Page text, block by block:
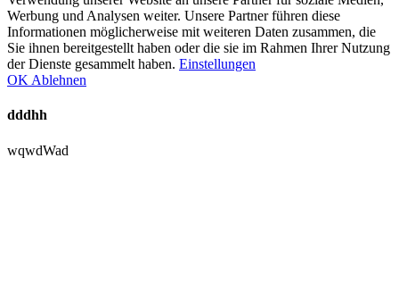
Werbung und Analysen weiter. Unsere Partner führen diese
Informationen möglicherweise mit weiteren Daten zusammen, die
Sie ihnen bereitgestellt haben oder die sie im Rahmen Ihrer Nutzung
der Dienste gesammelt haben. Einstellungen
OK Ablehnen
dddhh
wqwdWad